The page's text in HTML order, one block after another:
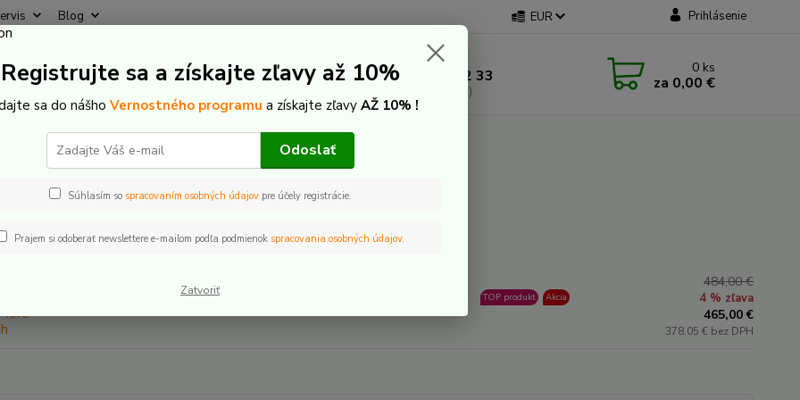
Blog EUR Prihlásenie
Hľadať
Rýchly kontakt
+421 907 20 22 33
(Po-Pia: 9:00-16:00)
0 ks
za 0,00 €
E-Bike komponenty Bosch The smart system Batérie
250 Wh
Bosch Sada PowerMore 250 Wh
TOP produkt Akcia
484,00 €
4 % zľava
465,00 €
378,05 € bez DPH
Registrujte sa a získajte zľavy až 10%
sa do nášho Vernostného programu a získajte zľavy AŽ 10% !
Odoslať
Súhlasím so spracovaním osobných údajovpre účely registrácie.
Prajem si odoberať newslettere e-mailom podľa podmienok spracovania osobných údajov.
Zatvoriť